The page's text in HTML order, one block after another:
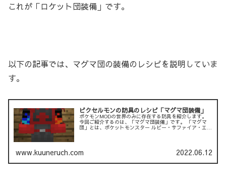
これが「ロケット団装備」です。
以下の記事では、マグマ団の装備のレシピを説明していま
す。
ピクセルモンの防具のレシピ「マグマ団装備」
ポケモンMODの世界のみに存在する防具を紹介します。
今回ご紹介するのは、「マグマ団装備」です。 「マグマ
団」とは、ポケットモンスター ルビー・サファイア・エメ
www.kuuneruch.com 2022.06.12